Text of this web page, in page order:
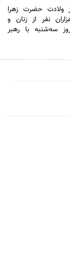
ولادت حضرت زهرا
نفر از زنان و
سه‌شنبه با رهبر